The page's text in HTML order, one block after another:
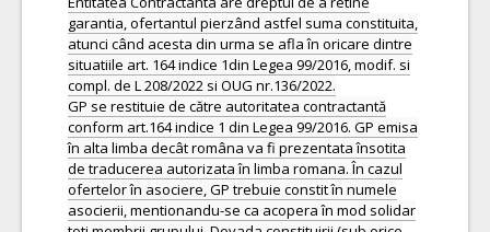
garantia, ofertantul pierzând astfel suma constituita,
atunci când acesta din urma se afla în oricare dintre
situatiile art. 164 indice 1din Legea 99/2016, modif. si
compl. de L 208/2022 si OUG nr.136/2022.
GP se restituie de către autoritatea contractantă
conform art.164 indice 1 din Legea 99/2016. GP emisa
în alta limba decât româna va fi prezentata însotita
de traducerea autorizata în limba romana. În cazul
ofertelor în asociere, GP trebuie constit în numele
asocierii, mentionandu-se ca acopera în mod solidar